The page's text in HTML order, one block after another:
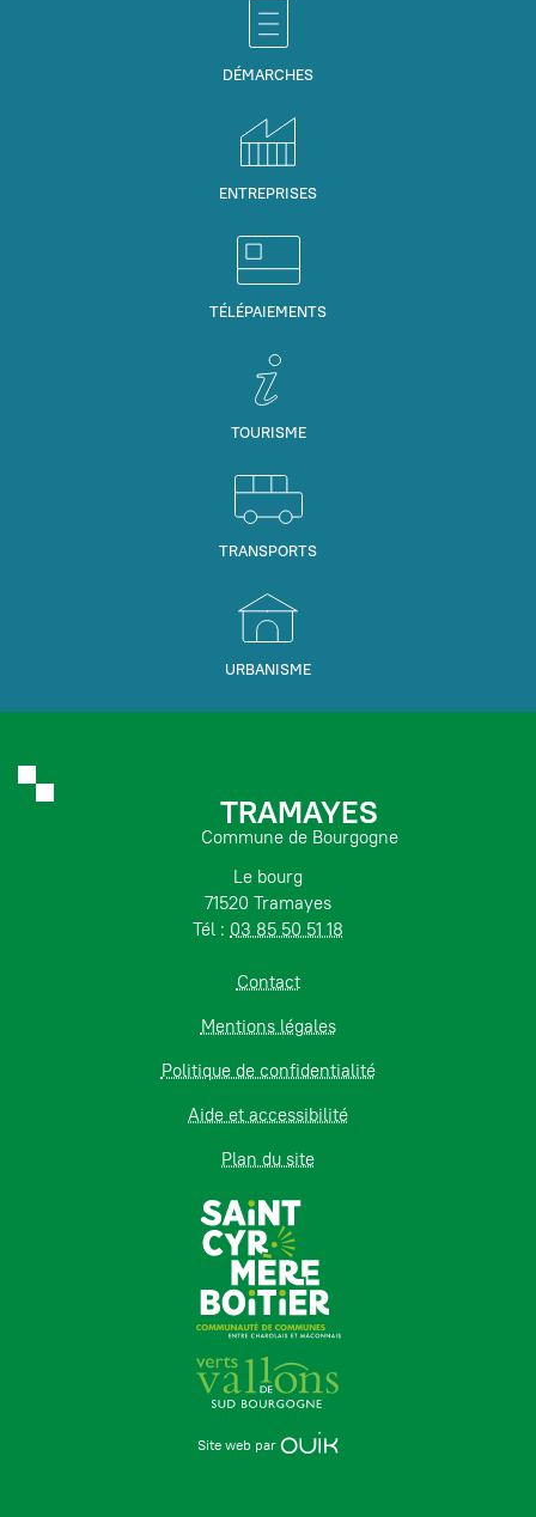
DÉMARCHES
ENTREPRISES
TÉLÉPAIEMENTS
TOURISME
TRANSPORTS
URBANISME
TRAMAYES
Commune de Bourgogne
Le bourg
71520 Tramayes
Tél : 03 85 50 51 18
Contact
Mentions légales
Politique de confidentialité
Aide et accessibilité
Plan du site
Site web par